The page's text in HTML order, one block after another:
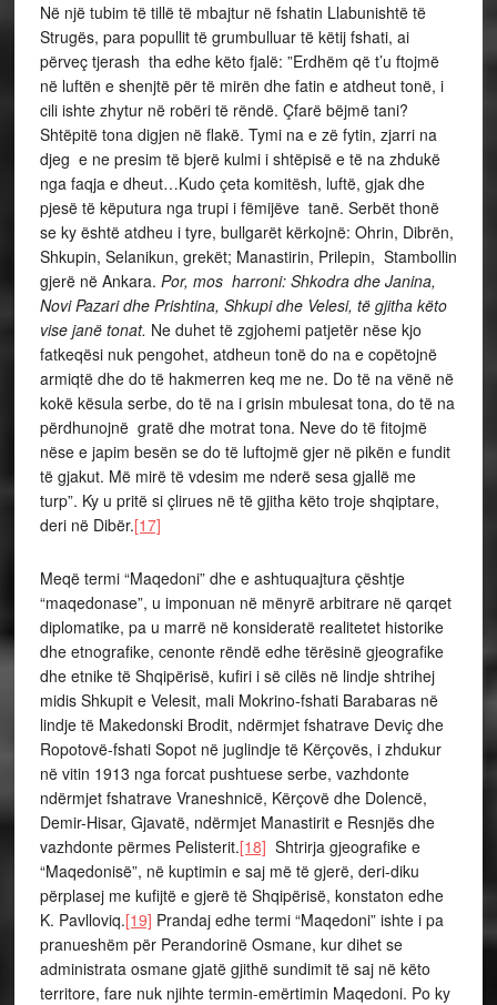
Në një tubim të tillë të mbajtur në fshatin Llabunishtë të
Strugës, para popullit të grumbulluar të këtij fshati, ai
përveç tjerash tha edhe këto fjalë: ”Erdhëm që t’u ftojmë
në luftën e shenjtë për të mirën dhe fatin e atdheut tonë, i
cili ishte zhytur në robëri të rëndë. Çfarë bëjmë tani?
Shtëpitë tona digjen në flakë. Tymi na e zë fytin, zjarri na
djeg e ne presim të bjerë kulmi i shtëpisë e të na zhdukë
nga faqja e dheut…Kudo çeta komitësh, luftë, gjak dhe
pjesë të këputura nga trupi i fëmijëve tanë. Serbët thonë
se ky është atdheu i tyre, bullgarët kërkojnë: Ohrin, Dibrën,
Shkupin, Selanikun, grekët; Manastirin, Prilepin, Stambollin
gjerë në Ankara. Por, mos harroni: Shkodra dhe Janina,
Novi Pazari dhe Prishtina, Shkupi dhe Velesi, të gjitha këto
vise janë tonat. Ne duhet të zgjohemi patjetër nëse kjo
fatkeqësi nuk pengohet, atdheun tonë do na e copëtojnë
armiqtë dhe do të hakmerren keq me ne. Do të na vënë në
kokë kësula serbe, do të na i grisin mbulesat tona, do të na
përdhunojnë gratë dhe motrat tona. Neve do të fitojmë
nëse e japim besën se do të luftojmë gjer në pikën e fundit
të gjakut. Më mirë të vdesim me nderë sesa gjallë me
turp”. Ky u pritë si çlirues në të gjitha këto troje shqiptare,
deri në Dibër.[17]
Meqë termi “Maqedoni” dhe e ashtuquajtura çështje
“maqedonase”, u imponuan në mënyrë arbitrare në qarqet
diplomatike, pa u marrë në konsideratë realitetet historike
dhe etnografike, cenonte rëndë edhe tërësinë gjeografike
dhe etnike të Shqipërisë, kufiri i së cilës në lindje shtrihej
midis Shkupit e Velesit, mali Mokrino-fshati Barabaras në
lindje të Makedonski Brodit, ndërmjet fshatrave Deviç dhe
Ropotovë-fshati Sopot në juglindje të Kërçovës, i zhdukur
në vitin 1913 nga forcat pushtuese serbe, vazhdonte
ndërmjet fshatrave Vraneshnicë, Kërçovë dhe Dolencë,
Demir-Hisar, Gjavatë, ndërmjet Manastirit e Resnjës dhe
vazhdonte përmes Pelisterit.[18] Shtrirja gjeografike e
“Maqedonisë”, në kuptimin e saj më të gjerë, deri-diku
përplasej me kufijtë e gjerë të Shqipërisë, konstaton edhe
K. Pavlloviq.[19] Prandaj edhe termi “Maqedoni” ishte i pa
pranueshëm për Perandorinë Osmane, kur dihet se
administrata osmane gjatë gjithë sundimit të saj në këto
territore, fare nuk njihte termin-emërtimin Maqedoni. Po ky